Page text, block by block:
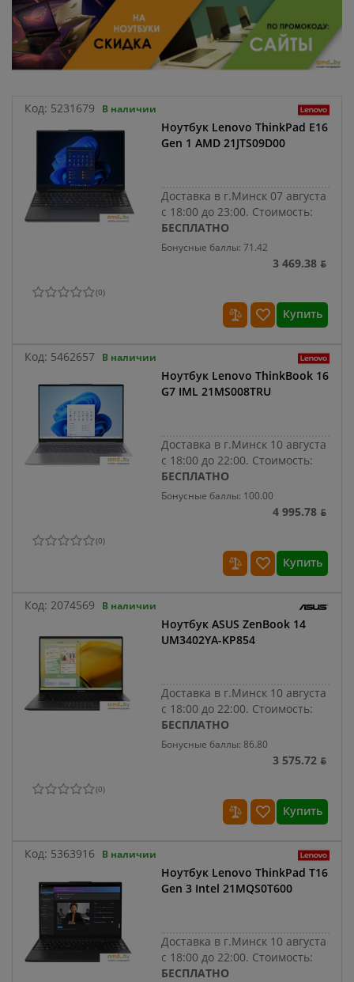
Код: 5231679 В наличии
Ноутбук Lenovo ThinkPad E16
Gen 1 AMD 21JTS09D00
Доставка в г.Минск 07 августа
с 18:00 до 23:00. Стоимость:
БЕСПЛАТНО
Бонусные баллы: 71.42
3 469.38 ƃ
(0)
Купить
Код: 5462657 В наличии
Ноутбук Lenovo ThinkBook 16
G7 IML 21MS008TRU
Доставка в г.Минск 10 августа
с 18:00 до 22:00. Стоимость:
БЕСПЛАТНО
Бонусные баллы: 100.00
4 995.78 ƃ
(0)
Купить
Код: 2074569 В наличии
Ноутбук ASUS ZenBook 14
UM3402YA-KP854
Доставка в г.Минск 10 августа
с 18:00 до 22:00. Стоимость:
БЕСПЛАТНО
Бонусные баллы: 86.80
3 575.72 ƃ
(0)
Купить
Код: 5363916 В наличии
Ноутбук Lenovo ThinkPad T16
Gen 3 Intel 21MQS0T600
Доставка в г.Минск 10 августа
с 18:00 до 22:00. Стоимость:
БЕСПЛАТНО